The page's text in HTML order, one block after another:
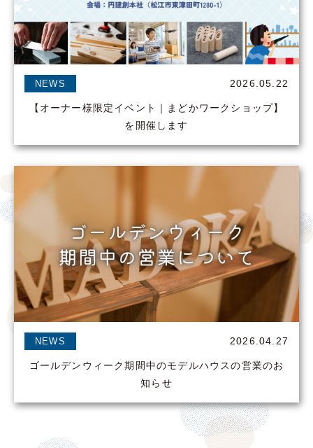
NEWS 2026.05.22
【オーナー様限定イベント｜まどかワークショップ】
を開催します
NEWS 2026.04.27
ゴールデンウィーク期間中のモデルハウスの営業のお
知らせ